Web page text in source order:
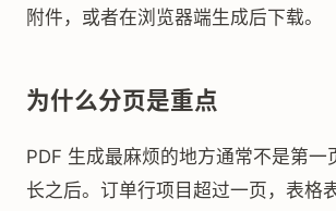
附件，或者在浏览器端生成后下载。
为什么分页是重点
PDF 生成最麻烦的地方通常不是第一
长之后。订单行项目超过一页，表格